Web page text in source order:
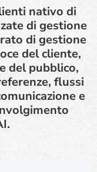
nativo di
di gestione
di gestione
del cliente,
del pubblico,
flussi
e